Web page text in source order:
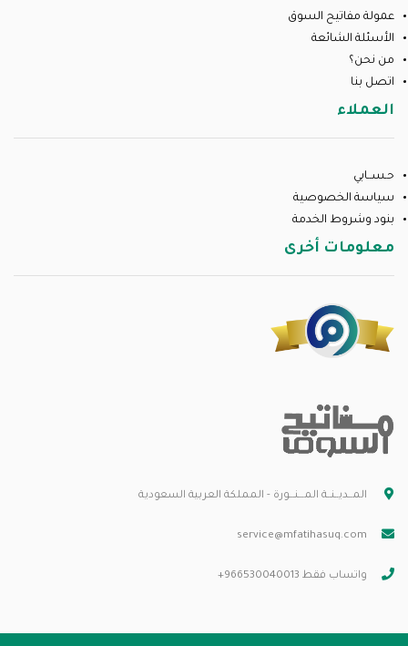
عمولة مفاتيح السوق
الأسئلة الشائعة
من نحن؟
اتصل بنا
العملاء
حـســابي
سياسة الخصوصية
بنود وشروط الخدمة
معلومات أخرى
المــديــنــة المـــنـــورة - المملكة العربية السعودية
service@mfatihasuq.com
واتساب فقط 966530040013+